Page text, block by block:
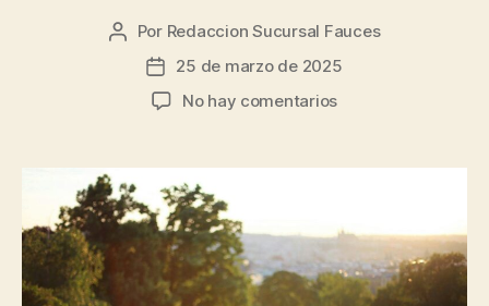
Por Redaccion Sucursal Fauces
25 de marzo de 2025
No hay comentarios